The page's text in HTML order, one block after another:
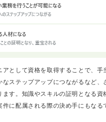
アとして資格を取得することで、手
ステップアップにつながるなど、
ます。知識やスキルの証明となる資
に配属される際の決め手にもなる